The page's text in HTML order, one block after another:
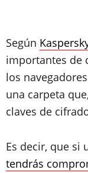
Según
importantes de
los
una carpeta
claves de
Es decir, que si
tendrás